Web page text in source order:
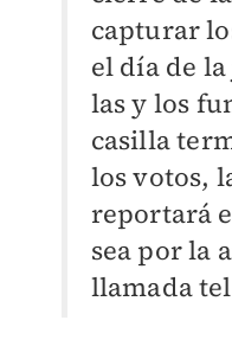
capturar
el día de
las y los
casilla
los votos,
reportará
sea por la
llamada